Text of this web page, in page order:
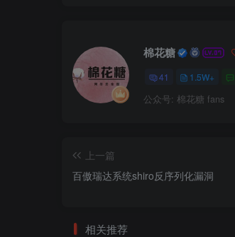
棉花糖
41 1.5W+
公众号: 棉花糖 fans
上一篇
百傲瑞达系统shiro反序列化漏洞
相关推荐